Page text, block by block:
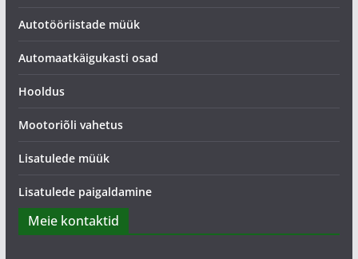
Autotööriistade müük
Automaatkäigukasti osad
Hooldus
Mootoriõli vahetus
Lisatulede müük
Lisatulede paigaldamine
Meie kontaktid